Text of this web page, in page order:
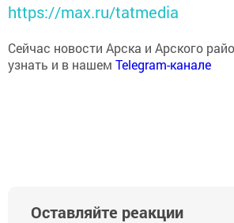
https://max.ru/tatmedia
Сейчас новости Арска и Арского
узнать и в нашем Telegram-канале
Оставляйте реакции